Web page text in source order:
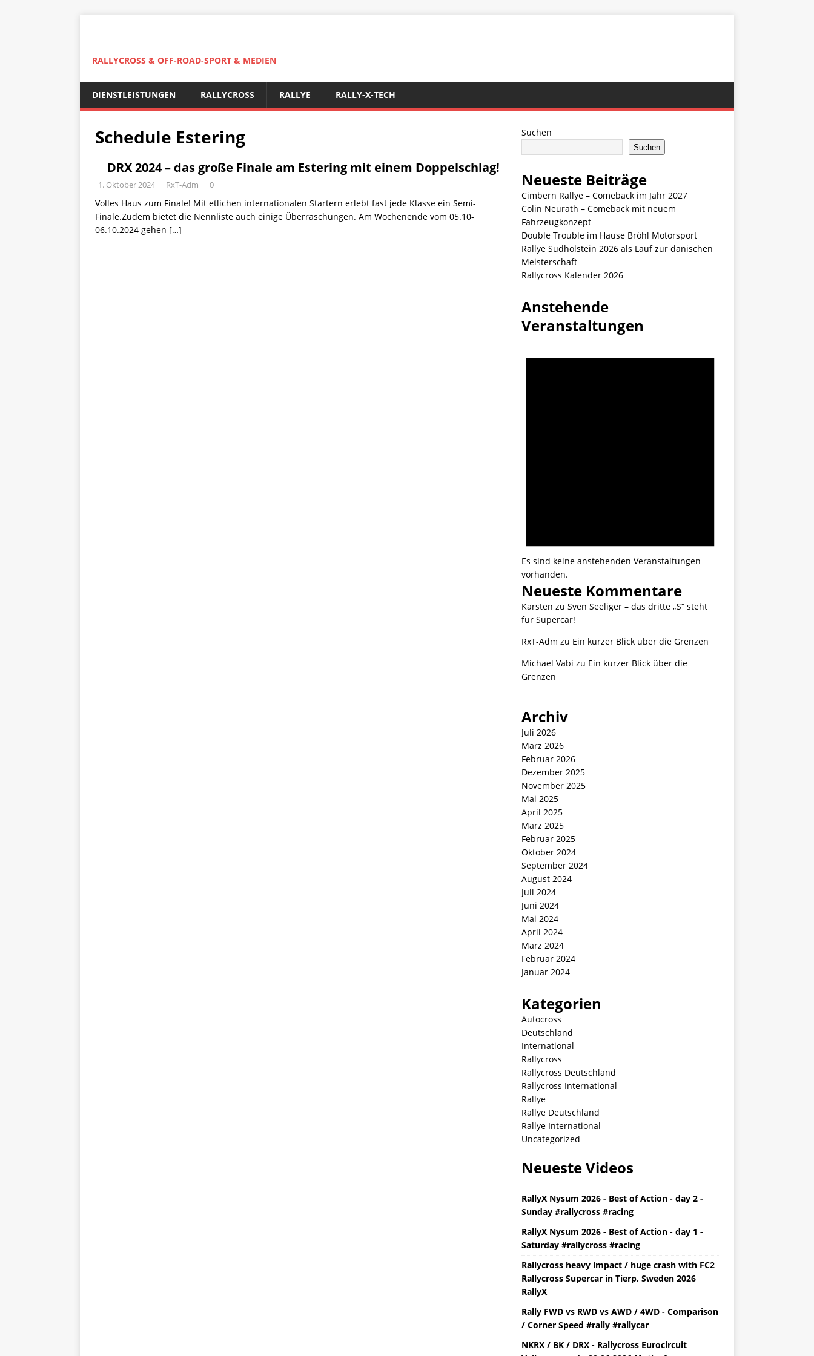
RALLYCROSS & OFF-ROAD-SPORT & MEDIEN
DIENSTLEISTUNGEN RALLYCROSS RALLYE RALLY-X-TECH
Schedule Estering
DRX 2024 – das große Finale am Estering mit einem Doppelschlag!
1. Oktober 2024 RxT-Adm 0
Volles Haus zum Finale! Mit etlichen internationalen Startern erlebt fast jede Klasse ein Semi-
Finale.Zudem bietet die Nennliste auch einige Überraschungen. Am Wochenende vom 05.10-
06.10.2024 gehen […]
Suchen
Suchen
Neueste Beiträge
Cimbern Rallye – Comeback im Jahr 2027
Colin Neurath – Comeback mit neuem
Fahrzeugkonzept
Double Trouble im Hause Bröhl Motorsport
Rallye Südholstein 2026 als Lauf zur dänischen
Meisterschaft
Rallycross Kalender 2026
Anstehende
Veranstaltungen
Es sind keine anstehenden Veranstaltungen
vorhanden.
Neueste Kommentare
Karsten zu Sven Seeliger – das dritte „S“ steht
für Supercar!
RxT-Adm zu Ein kurzer Blick über die Grenzen
Michael Vabi zu Ein kurzer Blick über die
Grenzen
Archiv
Juli 2026
März 2026
Februar 2026
Dezember 2025
November 2025
Mai 2025
April 2025
März 2025
Februar 2025
Oktober 2024
September 2024
August 2024
Juli 2024
Juni 2024
Mai 2024
April 2024
März 2024
Februar 2024
Januar 2024
Kategorien
Autocross
Deutschland
International
Rallycross
Rallycross Deutschland
Rallycross International
Rallye
Rallye Deutschland
Rallye International
Uncategorized
Neueste Videos
RallyX Nysum 2026 - Best of Action - day 2 -
Sunday #rallycross #racing
RallyX Nysum 2026 - Best of Action - day 1 -
Saturday #rallycross #racing
Rallycross heavy impact / huge crash with FC2
Rallycross Supercar in Tierp, Sweden 2026
RallyX
Rally FWD vs RWD vs AWD / 4WD - Comparison
/ Corner Speed #rally #rallycar
NKRX / BK / DRX - Rallycross Eurocircuit